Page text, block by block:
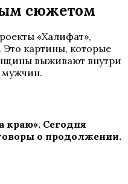
сюжетом
«Халифат»,
картины, которые
выживают внутри
мужчин.
краю». Сегодня
о продолжении.